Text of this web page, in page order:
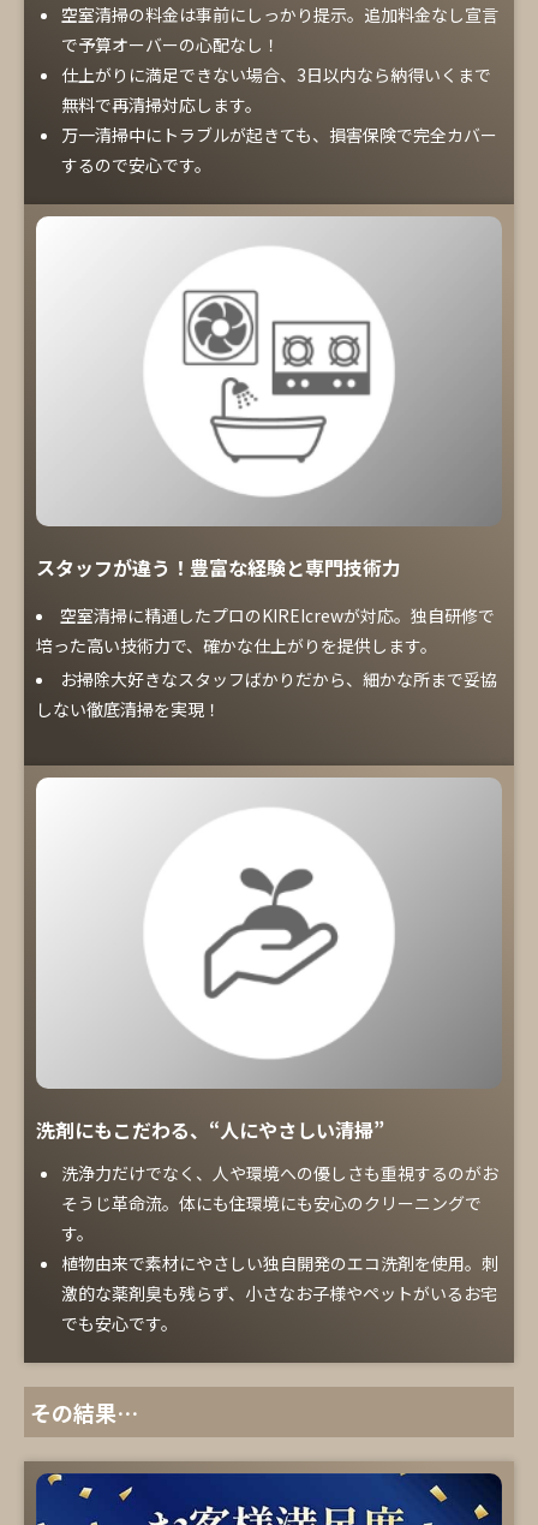
空室清掃の料金は事前にしっかり提示。追加料金なし宣言
で予算オーバーの心配なし！
仕上がりに満足できない場合、3日以内なら納得いくまで
無料で再清掃対応します。
万一清掃中にトラブルが起きても、損害保険で完全カバー
するので安心です。
スタッフが違う！豊富な経験と専門技術力
空室清掃に精通したプロのKIREIcrewが対応。独自研修で
培った高い技術力で、確かな仕上がりを提供します。
お掃除大好きなスタッフばかりだから、細かな所まで妥協
しない徹底清掃を実現！
洗剤にもこだわる、“人にやさしい清掃”
洗浄力だけでなく、人や環境への優しさも重視するのがお
そうじ革命流。体にも住環境にも安心のクリーニングで
す。
植物由来で素材にやさしい独自開発のエコ洗剤を使用。刺
激的な薬剤臭も残らず、小さなお子様やペットがいるお宅
でも安心です。
その結果…